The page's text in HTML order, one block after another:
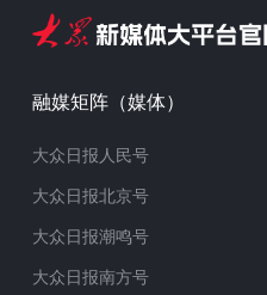
融媒矩阵（媒体）
大众日报人民号
大众日报北京号
大众日报潮鸣号
大众日报南方号